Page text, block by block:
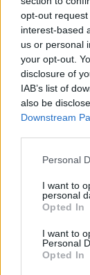
opt-out
interest-based
us or personal
your opt-out.
disclosure of
IAB’s list of
also be
Downstream
Personal
I want to
personal
Opted In
I want to
Personal
Opted In